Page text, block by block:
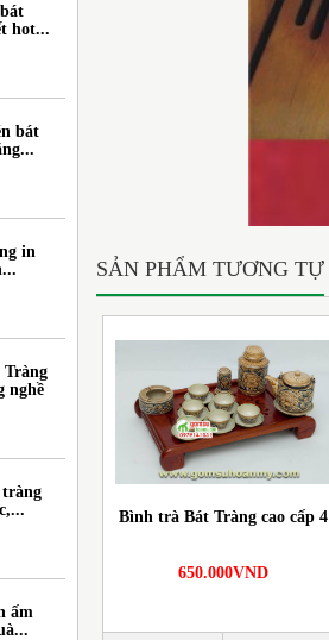
hot...
bát
in
Tràng
nghề
tràng
ấm
SẢN PHẨM TƯƠNG TỰ
Bình trà Bát Tràng cao cấp 4
650.000VND